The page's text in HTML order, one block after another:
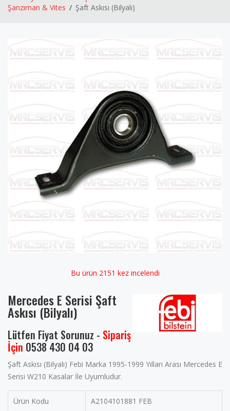
Şanzıman & Vites
Şaft Askısı (Bilyalı)
Bu ürün 2151 kez incelendi
Mercedes E Serisi Şaft
Askısı (Bilyalı)
Lütfen Fiyat Sorunuz - Sipariş
İçin 0538 430 04 03
Şaft Askısı (Bilyalı) Febi Marka 1995-1999 Yılları Arası Mercedes E
Serisi W210 Kasalar İle Uyumludur.
Ürün Kodu A2104101881 FEB